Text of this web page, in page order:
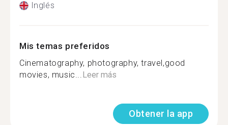
Inglés
Mis temas preferidos
Cinematography, photography, travel,good
movies, music...Leer más
Obtener la app